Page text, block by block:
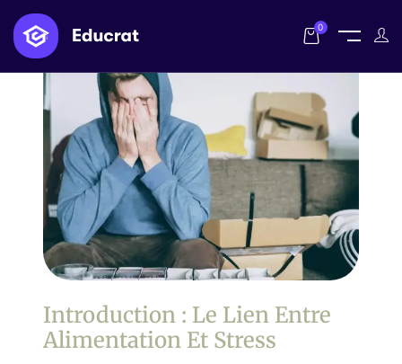
0
Introduction : Le Lien Entre
Alimentation Et Stress